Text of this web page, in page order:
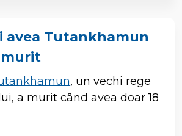
avea Tutankhamun
murit
, un vechi rege
a murit când avea doar 18